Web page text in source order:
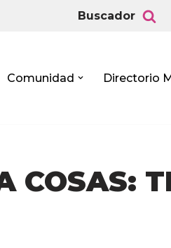
Buscador
Comunidad Directorio
COSAS: